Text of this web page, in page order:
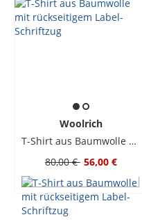
Woolrich
T-Shirt aus Baumwolle mit rückseitigem Label-Schriftzug
80,00 € 56,00 €